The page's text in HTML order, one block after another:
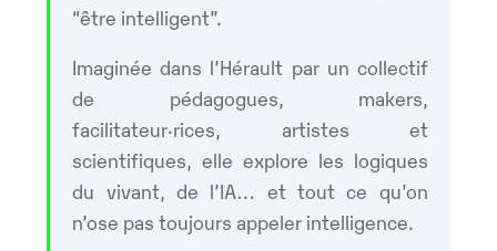
“être intelligent”.
Imaginée dans l’Hérault par un collectif
de pédagogues, makers,
facilitateur·rices, artistes et
scientifiques, elle explore les logiques
du vivant, de l’IA… et tout ce qu’on
n’ose pas toujours appeler intelligence.